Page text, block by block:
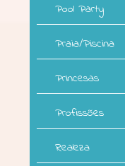
Pool Party
Praia/Piscina
Princesas
Profissões
Realeza